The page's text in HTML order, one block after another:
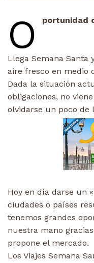
O portunidad
Llega Semana Santa
aire fresco en medio
Dada la situación
obligaciones, no
olvidarse un poco de
Hoy en día darse un
ciudades o países
tenemos grandes
nuestra mano
propone el mercado.
Los Viajes Semana